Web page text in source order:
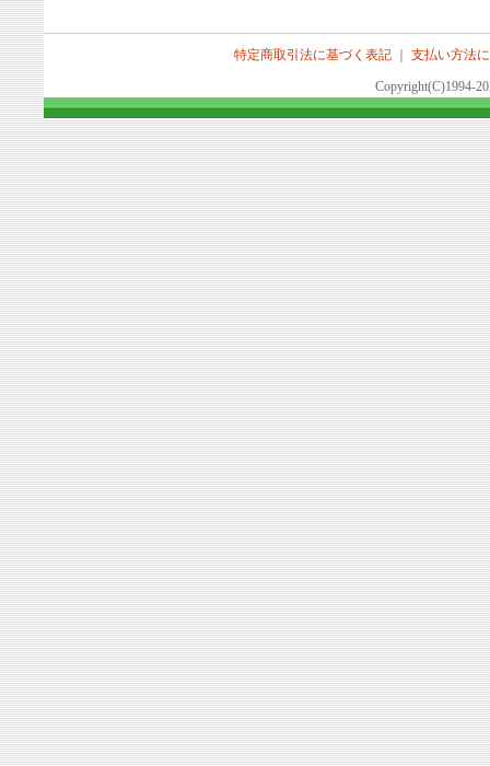
特定商取引法に基づく表記 支払い方法
Copyright(C)1994-